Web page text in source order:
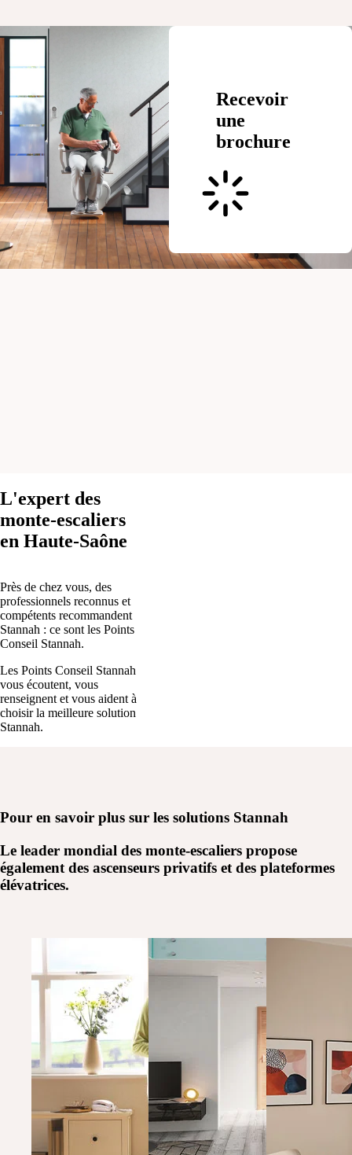
Recevoir
une
brochure
L'expert des
monte-escaliers
en Haute-Saône
Près de chez vous, des
professionnels reconnus et
compétents recommandent
Stannah : ce sont les Points
Conseil Stannah.
Les Points Conseil Stannah
vous écoutent, vous
renseignent et vous aident à
choisir la meilleure solution
Stannah.
Pour en savoir plus sur les solutions Stannah
Le leader mondial des monte-escaliers propose
également des ascenseurs privatifs et des plateformes
élévatrices.